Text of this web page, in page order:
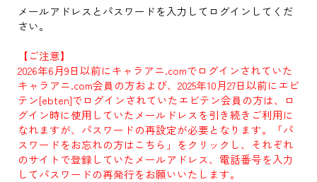
メールアドレスとパスワードを入力してログインしてくだ
さい。
【ご注意】
2026年6月9日以前にキャラアニ.comでログインされていた
キャラアニ.com会員の方および、2025年10月27日以前にエビ
テン[ebten]でログインされていたエビテン会員の方は、ロ
グイン時に使用していたメールドレスを引き続きご利用に
なれますが、パスワードの再設定が必要となります。「パ
スワードをお忘れの方はこちら」をクリックし、それぞれ
のサイトで登録していたメールアドレス、電話番号を入力
してパスワードの再発行をお願いいたします。